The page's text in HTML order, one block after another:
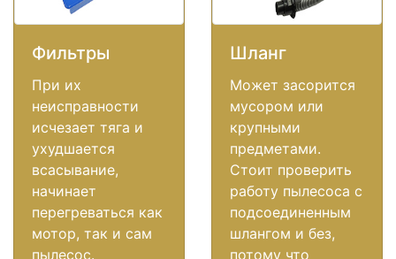
Фильтры
При их
неисправности
исчезает тяга и
ухудшается
всасывание,
начинает
перегреваться как
мотор, так и сам
пылесос.
Шланг
Может засорится
мусором или
крупными
предметами.
Стоит проверить
работу пылесоса с
подсоединенным
шлангом и без,
потому что